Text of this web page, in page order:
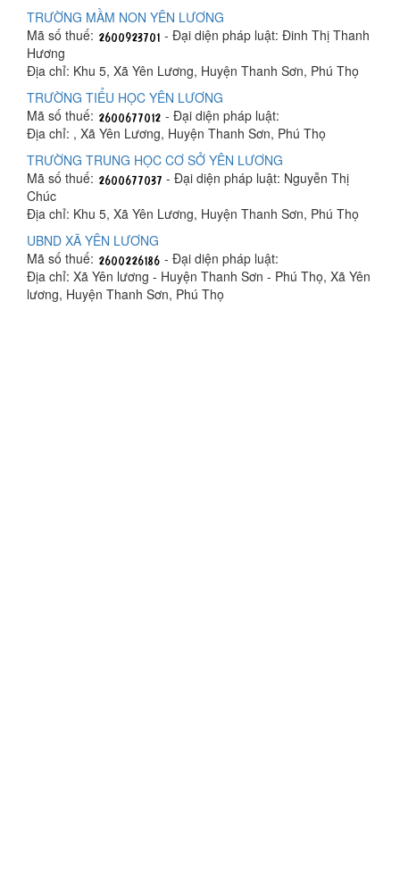
TRƯỜNG MẦM NON YÊN LƯƠNG
Mã số thuế:
- Đại diện pháp luật: Đinh Thị Thanh
Hương
Địa chỉ: Khu 5, Xã Yên Lương, Huyện Thanh Sơn, Phú Thọ
TRƯỜNG TIỂU HỌC YÊN LƯƠNG
Mã số thuế:
- Đại diện pháp luật:
Địa chỉ: , Xã Yên Lương, Huyện Thanh Sơn, Phú Thọ
TRƯỜNG TRUNG HỌC CƠ SỞ YÊN LƯƠNG
Mã số thuế:
- Đại diện pháp luật: Nguyễn Thị
Chúc
Địa chỉ: Khu 5, Xã Yên Lương, Huyện Thanh Sơn, Phú Thọ
UBND XÃ YÊN LƯƠNG
Mã số thuế:
- Đại diện pháp luật:
Địa chỉ: Xã Yên lương - Huyện Thanh Sơn - Phú Thọ, Xã Yên
lương, Huyện Thanh Sơn, Phú Thọ